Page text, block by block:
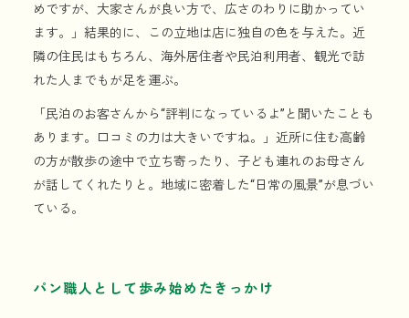
めですが、大家さんが良い方で、広さのわりに助かってい
ます。」結果的に、この立地は店に独自の色を与えた。近
隣の住民はもちろん、海外居住者や民泊利用者、観光で訪
れた人までもが足を運ぶ。
「民泊のお客さんから“評判になっているよ”と聞いたことも
あります。口コミの力は大きいですね。」近所に住む高齢
の方が散歩の途中で立ち寄ったり、子ども連れのお母さん
が話してくれたりと。地域に密着した“日常の風景”が息づい
ている。
パン職人として歩み始めたきっかけ